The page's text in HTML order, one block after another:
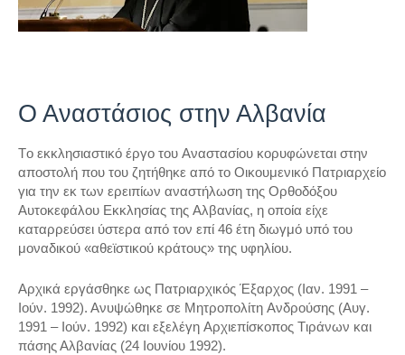
Ο Αναστάσιος στην Αλβανία
Tο εκκλησιαστικό έργο του Aναστασίου κορυφώνεται στην
αποστολή που του ζητήθηκε από το Oικουμενικό Πατριαρχείο
για την εκ των ερειπίων αναστήλωση της Oρθοδόξου
Aυτοκεφάλου Eκκλησίας της Aλβανίας, η οποία είχε
καταρρεύσει ύστερα από τον επί 46 έτη διωγμό υπό του
μοναδικού «αθεϊστικού κράτους» της υφηλίου.
Αρχικά εργάσθηκε ως Πατριαρχικός Έξαρχος (Iαν. 1991 –
Iούν. 1992). Ανυψώθηκε σε Μητροπολίτη Aνδρούσης (Aυγ.
1991 – Iούν. 1992) και εξελέγη Aρχιεπίσκοπος Tιράνων και
πάσης Αλβανίας (24 Ιουνίου 1992).